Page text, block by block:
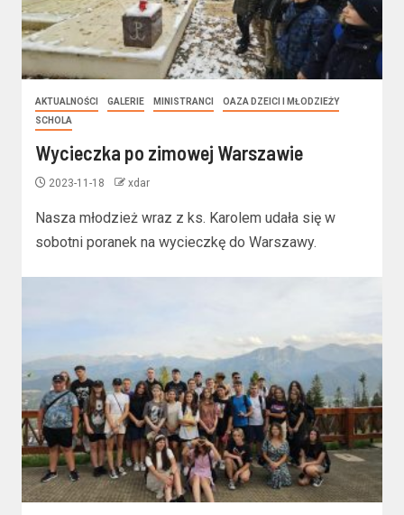
AKTUALNOŚCI GALERIE MINISTRANCI
OAZA DZEICI I MŁODZIEŻY
SCHOLA
Wycieczka po zimowej Warszawie
2023-11-18 xdar
Nasza młodzież wraz z ks. Karolem udała się w
sobotni poranek na wycieczkę do Warszawy.